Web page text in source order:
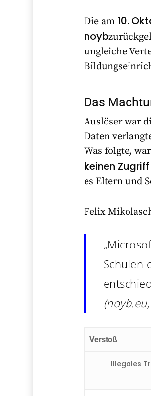
Die am 10.
noyb
ungleiche
Das
Auslöser war
Daten
Was folgte,
keinen
es Eltern und
Felix
Schulen
Verstoß
Illegales